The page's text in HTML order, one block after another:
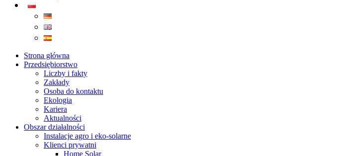
Strona główna
Przedsiębiorstwo
Liczby i fakty
Zakłady
Osoba do kontaktu
Ekologia
Kariera
Aktualności
Obszar działalności
Instalacje agro i eko-solarne
Klienci prywatni
Home Solar